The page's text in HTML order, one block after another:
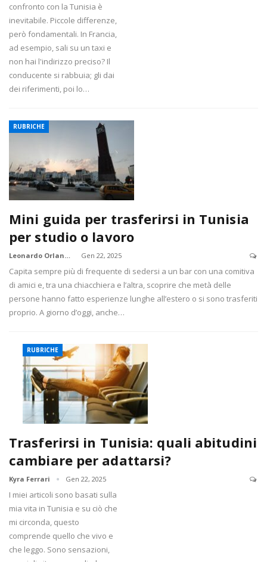
confronto con la Tunisia è
inevitabile. Piccole differenze,
però fondamentali. In Francia,
ad esempio, sali su un taxi e
non hai l'indirizzo preciso? Il
conducente si rabbuia; gli dai
dei riferimenti, poi lo…
RUBRICHE
Mini guida per trasferirsi in Tunisia
per studio o lavoro
Leonardo Orlandi Gen 22, 2025
Capita sempre più di frequente di sedersi a un bar con una comitiva
di amici e, tra una chiacchiera e l’altra, scoprire che metà delle
persone hanno fatto esperienze lunghe all’estero o si sono trasferiti
proprio. A giorno d’oggi, anche…
RUBRICHE
Trasferirsi in Tunisia: quali abitudini
cambiare per adattarsi?
Kyra Ferrari Gen 22, 2025
I miei articoli sono basati sulla
mia vita in Tunisia e su ciò che
mi circonda, questo
comprende quello che vivo e
che leggo. Sono sensazioni,